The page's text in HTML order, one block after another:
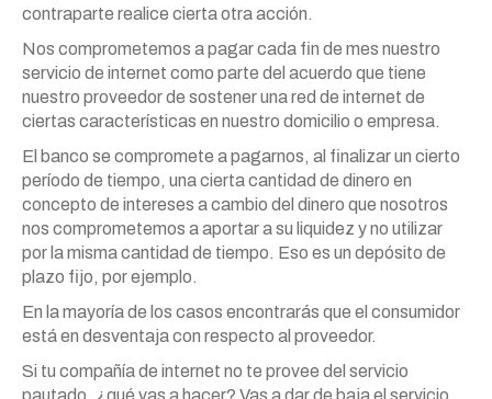
contraparte realice cierta otra acción.
Nos comprometemos a pagar cada fin de mes nuestro
servicio de internet como parte del acuerdo que tiene
nuestro proveedor de sostener una red de internet de
ciertas características en nuestro domicilio o empresa.
El banco se compromete a pagarnos, al finalizar un cierto
período de tiempo, una cierta cantidad de dinero en
concepto de intereses a cambio del dinero que nosotros
nos comprometemos a aportar a su liquidez y no utilizar
por la misma cantidad de tiempo. Eso es un depósito de
plazo fijo, por ejemplo.
En la mayoría de los casos encontrarás que el consumidor
está en desventaja con respecto al proveedor.
Si tu compañía de internet no te provee del servicio
pautado, ¿qué vas a hacer? Vas a dar de baja el servicio